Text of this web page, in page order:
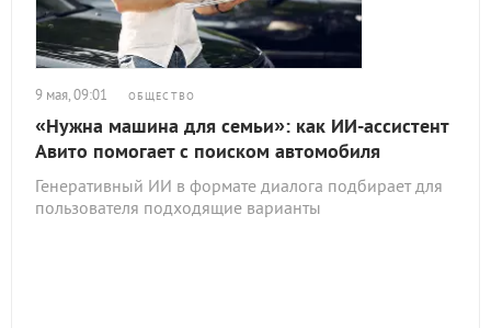
9 мая, 09:01 ОБЩЕСТВО
«Нужна машина для семьи»: как ИИ-ассистент
Авито помогает с поиском автомобиля
Генеративный ИИ в формате диалога подбирает для
пользователя подходящие варианты